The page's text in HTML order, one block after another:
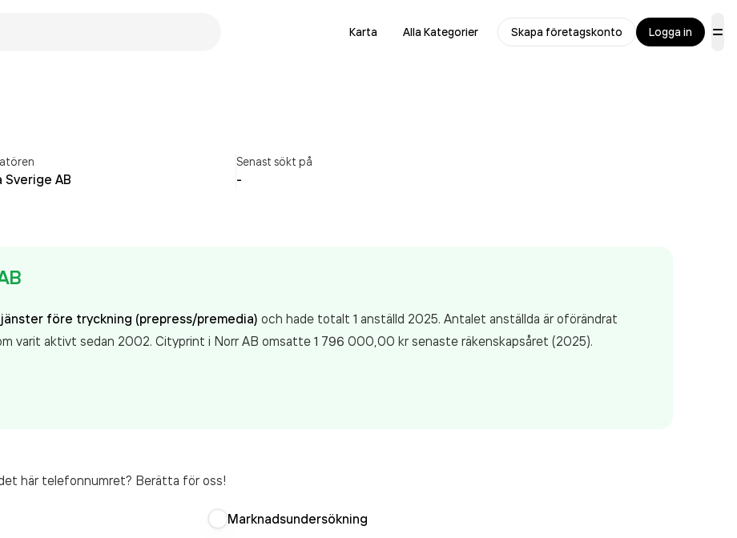
Karta Alla Kategorier Skapa företagskonto Logga in
Sverige AB
Senast sökt på
-
före tryckning (prepress/premedia) och hade totalt 1 anställd 2025. Antalet anställda är oförändrat
varit aktivt sedan 2002. Cityprint i Norr AB omsatte 1 796 000,00 krsenaste räkenskapsåret (2025).
här telefonnumret? Berätta för oss!
Marknadsundersökning